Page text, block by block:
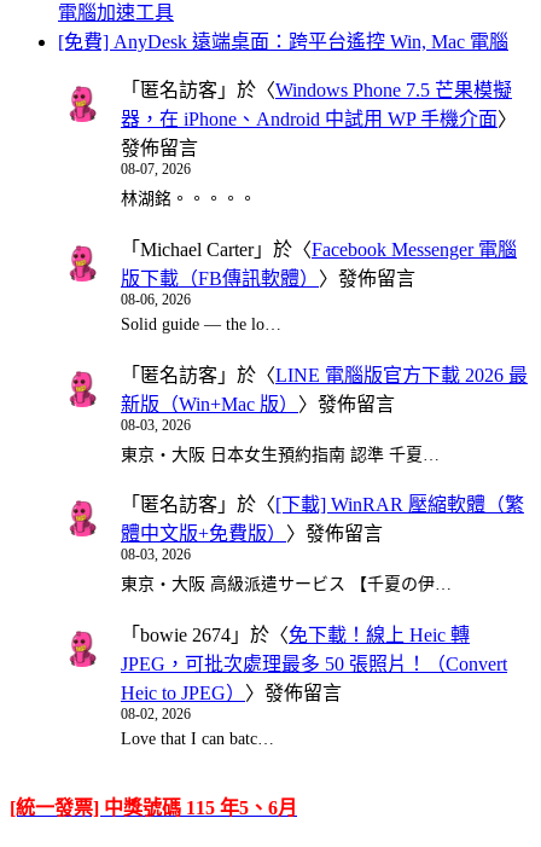
電腦加速工具
[免費] AnyDesk 遠端桌面：跨平台遙控 Win, Mac 電腦
「 匿名訪客 」於〈Windows Phone 7.5 芒果模擬
器，在 iPhone、Android 中試用 WP 手機介面〉
發佈留言
08-07, 2026
林湖銘。。。。。
「 Michael Carter」於〈Facebook Messenger 電腦
版下載（FB傳訊軟體） 〉發佈留言
08-06, 2026
Solid guide — the lo…
「 匿名訪客 」於〈LINE 電腦版官方下載 2026 最
新版（Win+Mac 版） 〉發佈留言
08-03, 2026
東京・大阪 日本女生預約指南 認準 千夏…
「 匿名訪客 」於〈[下載] WinRAR 壓縮軟體（繁
體中文版+免費版） 〉發佈留言
08-03, 2026
東京・大阪 高級派遣サービス 【千夏の伊…
「 bowie 2674 」於〈免下載！線上 Heic 轉
JPEG，可批次處理最多 50 張照片！（Convert
Heic to JPEG） 〉發佈留言
08-02, 2026
Love that I can batc…
[統一發票] 中獎號碼 115 年5、6月